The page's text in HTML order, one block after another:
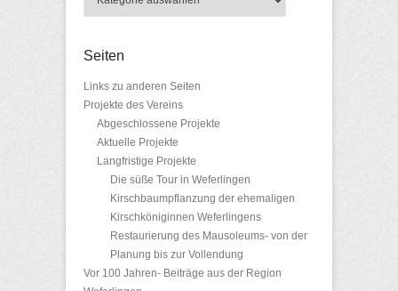
Seiten
Links zu anderen Seiten
Projekte des Vereins
Abgeschlossene Projekte
Aktuelle Projekte
Langfristige Projekte
Die süße Tour in Weferlingen
Kirschbaumpflanzung der ehemaligen
Kirschköniginnen Weferlingens
Restaurierung des Mausoleums- von der
Planung bis zur Vollendung
Vor 100 Jahren- Beiträge aus der Region